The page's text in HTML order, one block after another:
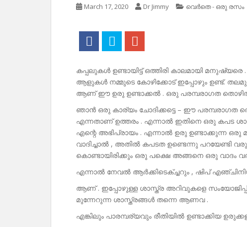
March 17, 2020 Dr Jimmy വെർതെ - ഒരു രസം
കപ്പലുകൾ ഉണ്ടായിട്ട് ഒത്തിരി കാലമായി
ആളുകൾ നമ്മുടെ കോഴിക്കോട് ഇപ്പോഴും ഉണ്ട്.
ആണ് ഈ ഉരു ഉണ്ടാക്കൽ . ഒരു പരമ്പരാഗത
ഞാൻ ഒരു കാര്യം ചോദിക്കട്ടെ – ഈ
എന്നതാണ് ഉത്തരം . എന്നാൽ ഇതിനെ ഒരു കപട
എന്റെ അഭിപ്രായം . എന്നാൽ ഉരു ഉണ്ടാക്കുന്ന
വാദിച്ചാൽ , അതിൽ കപടത ഉണ്ടെന്നു പറയേണ്ടി
കൊണ്ടായിരിക്കും ഒരു പക്ഷെ അങ്ങനെ ഒരു വാദം
എന്നാൽ നേവൽ ആർക്കിടെക്ച്ചറും , ഷിപ്
ആണ് . ഇപ്പോഴുള്ള ശാസ്ത്ര അറിവുകളെ
മുന്നേറുന്ന ശാസ്ത്രങ്ങൾ തന്നെ ആണവ .
എങ്കിലും പാരമ്പര്യവും രീതിയിൽ ഉണ്ടാക്കിയ